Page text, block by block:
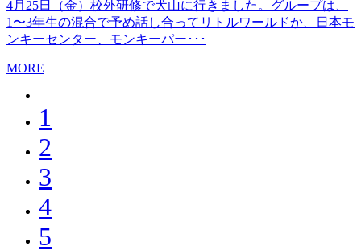
4月25日（金）校外研修で犬山に行きました。グループは、
1〜3年生の混合で予め話し合ってリトルワールドか、日本モ
ンキーセンター、モンキーパー･･･
MORE
1
2
3
4
5